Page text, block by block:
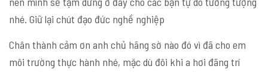
nhé. Giữ lại chút đạo đức nghề nghiệp
Chân thành cảm ơn anh chủ hãng sờ nào đó vì đã cho em
môi trường thực hành nhé, mặc dù đôi khi a hơi đãng trí